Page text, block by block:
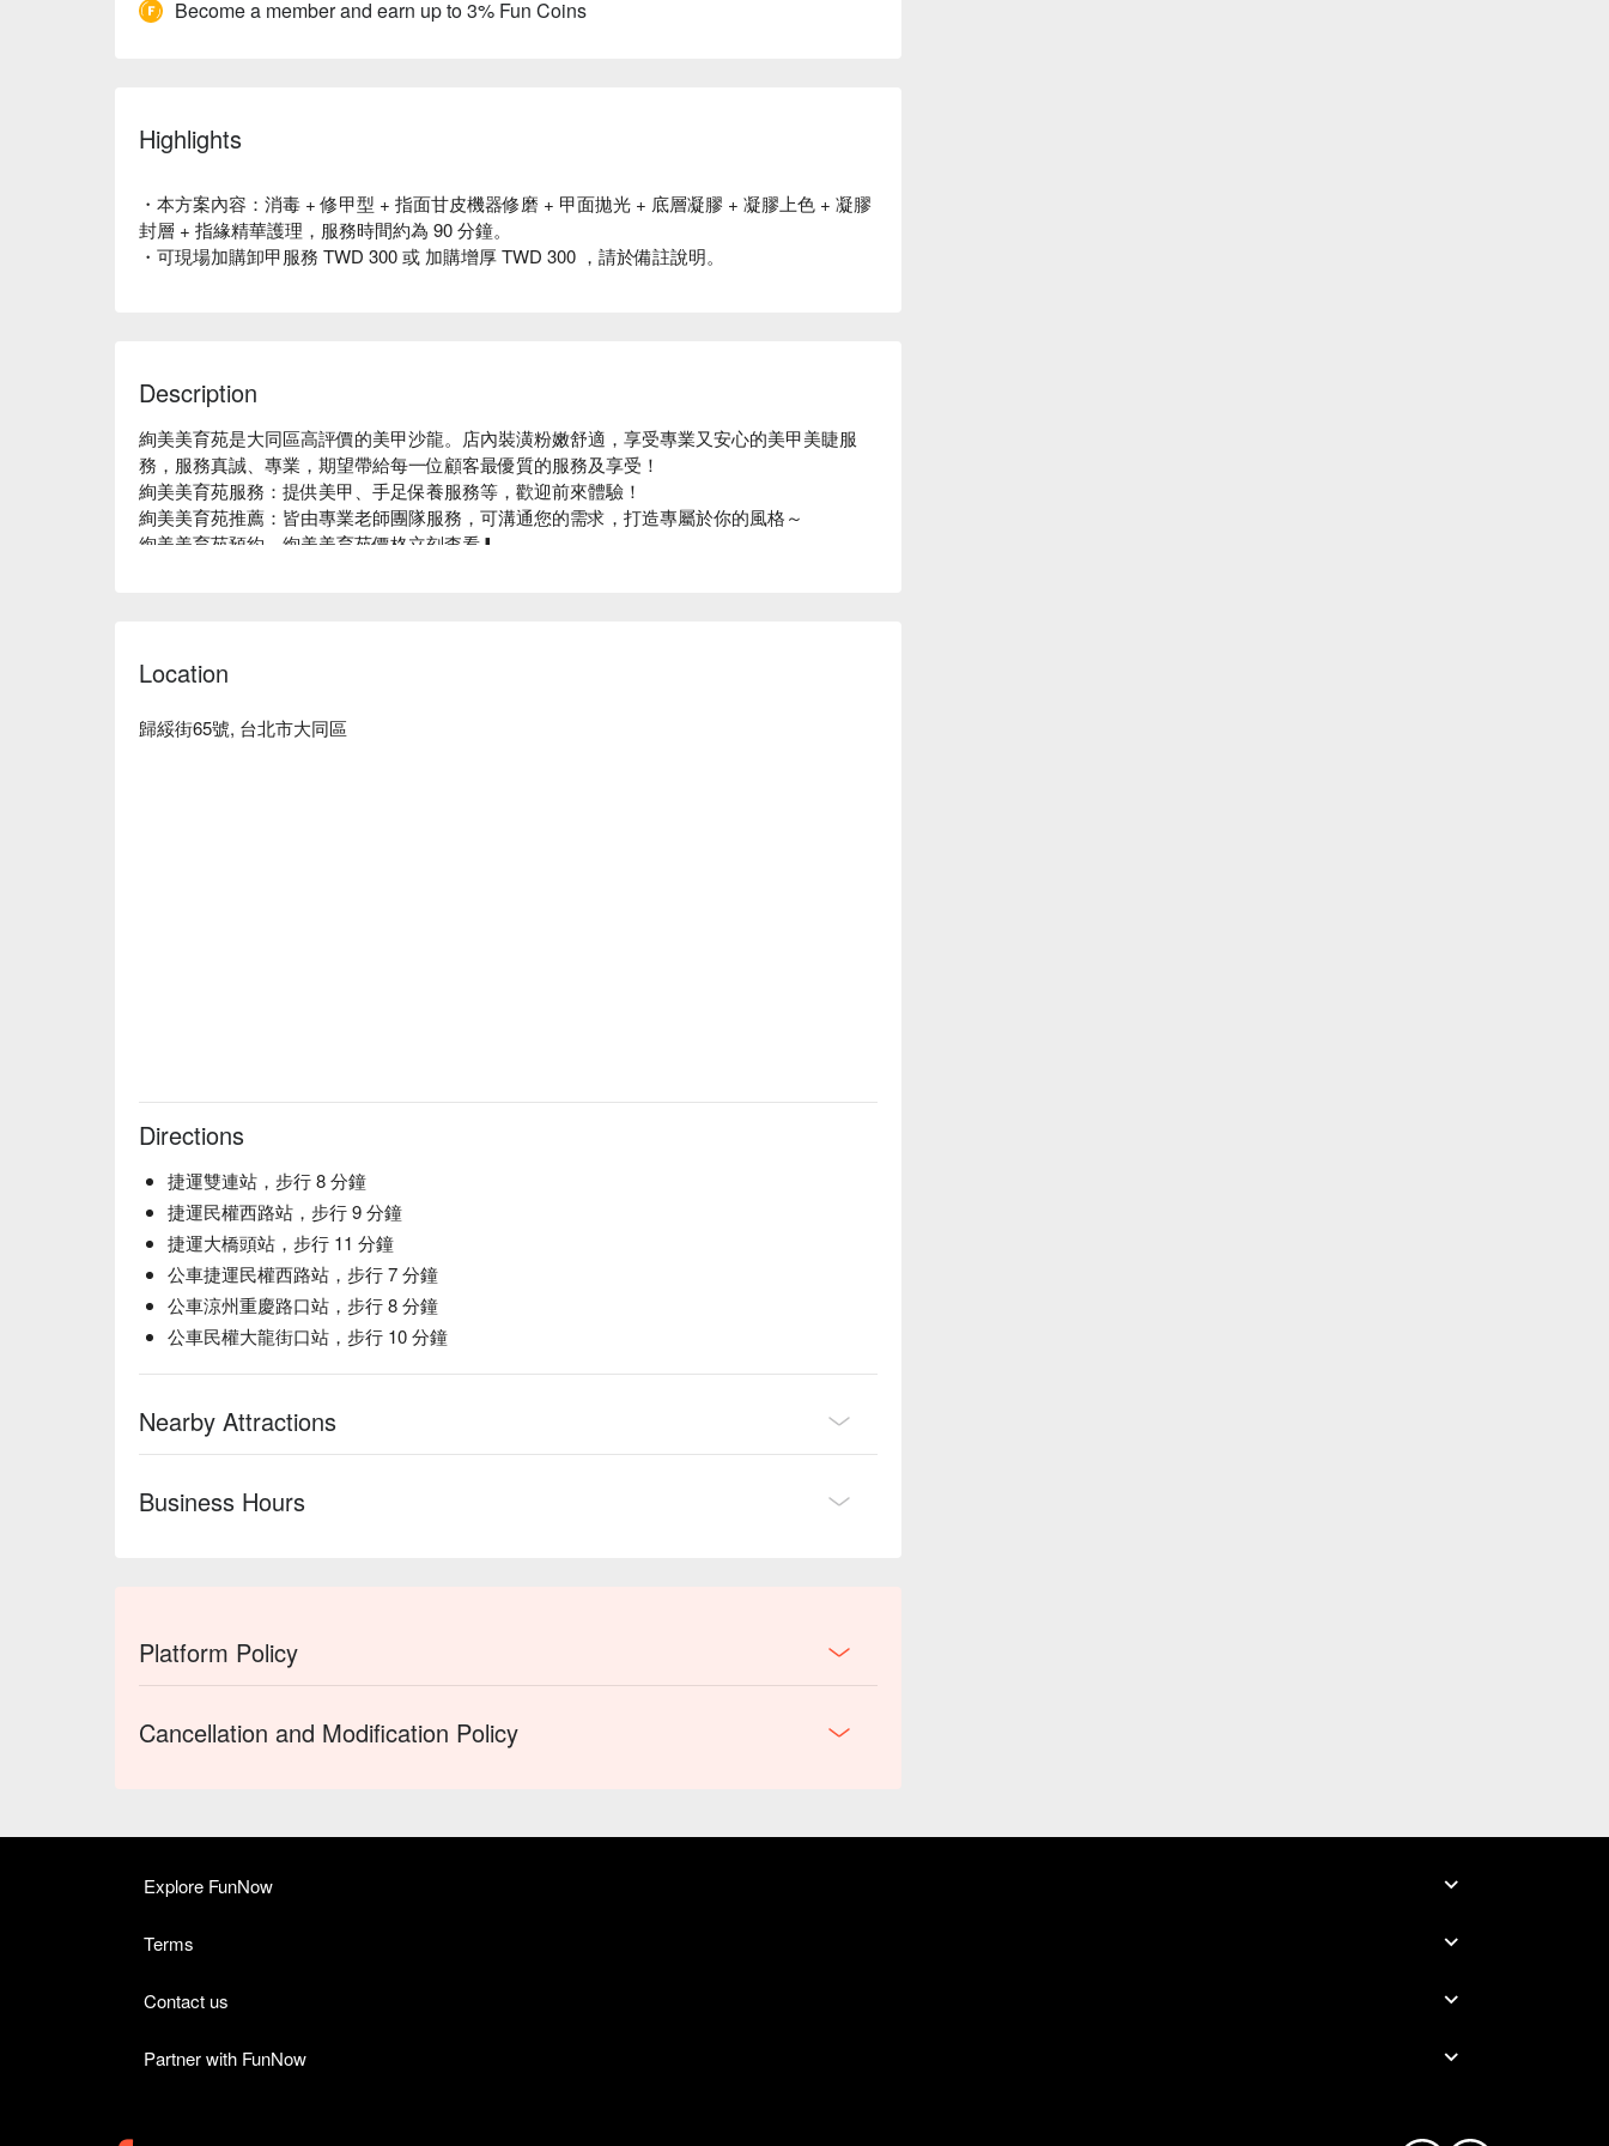
Become a member and earn up to 3% Fun Coins
Highlights
・本方案內容：消毒 + 修甲型 + 指面甘皮機器修磨 + 甲面拋光 + 底層凝膠 + 凝膠上色 + 凝膠
封層 + 指緣精華護理，服務時間約為 90 分鐘。
・可現場加購卸甲服務 TWD 300 或 加購增厚 TWD 300 ，請於備註說明。
Description
絢美美育苑是大同區高評價的美甲沙龍。店內裝潢粉嫩舒適，享受專業又安心的美甲美睫服
務，服務真誠、專業，期望帶給每一位顧客最優質的服務及享受！
絢美美育苑服務：提供美甲、手足保養服務等，歡迎前來體驗！
絢美美育苑推薦：皆由專業老師團隊服務，可溝通您的需求，打造專屬於你的風格～
絢美美育苑預約、絢美美育苑價格立刻查看⬇︎
Location
歸綏街65號, 台北市大同區
Directions
捷運雙連站，步行 8 分鐘
捷運民權西路站，步行 9 分鐘
捷運大橋頭站，步行 11 分鐘
公車捷運民權西路站，步行 7 分鐘
公車涼州重慶路口站，步行 8 分鐘
公車民權大龍街口站，步行 10 分鐘
Nearby Attractions
Business Hours
Platform Policy
Cancellation and Modification Policy
Explore FunNow
Terms
Contact us
Partner with FunNow